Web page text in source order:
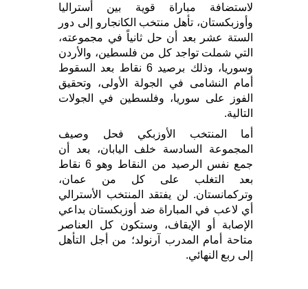
لاستضافة مباراة قوية بين أستراليا
وأوزبكستان، تأهل منتخب الكانجارو إلى دور
الستة عشر بعد أن حل ثانياً في مجموعته،
التي شملت تواجد كل من فلسطين، والأردن
وسوريا، وذلك برصيد 6 نقاط بعد السقوط
أمام النشامى في الجولة الأولى، وتحقيق
الفوز على سوريا، وفلسطين في الجولات
التالية.
أما المنتخب الأوزبكي فحل وصيف
المجموعة السادسة خلف اليابان، بعد أن
جمع نفس الرصيد من النقاط وهو 6 نقاط
بعد التغلب على كل من عمان،
وتركمانستان. لن يفتقد المنتخب الأسترالي
أي لاعب في المباراة ضد أوزبكستان بداعي
الإصابة أو الإيقاف، وستكون كل العناصر
متاحة أمام المدرب آرنولد؛ من أجل التأهل
إلى ربع النهائي.